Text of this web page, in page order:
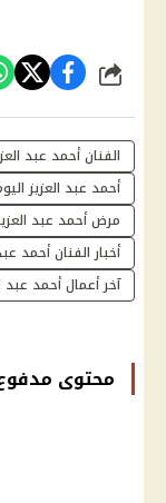
شارك
الفنان أحمد عبد
أحمد عبد العزيز
مرض أحمد عبد
أخبار الفنان أحمد
آخر أعمال أحمد عبد
محتوى